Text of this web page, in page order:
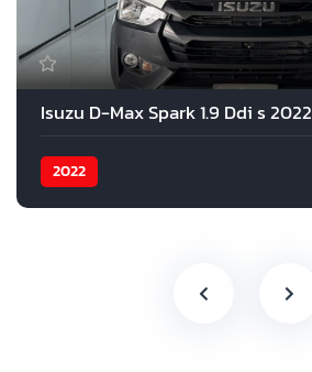
Isuzu D-Max Spark 1.9 Ddi s 2022
2022